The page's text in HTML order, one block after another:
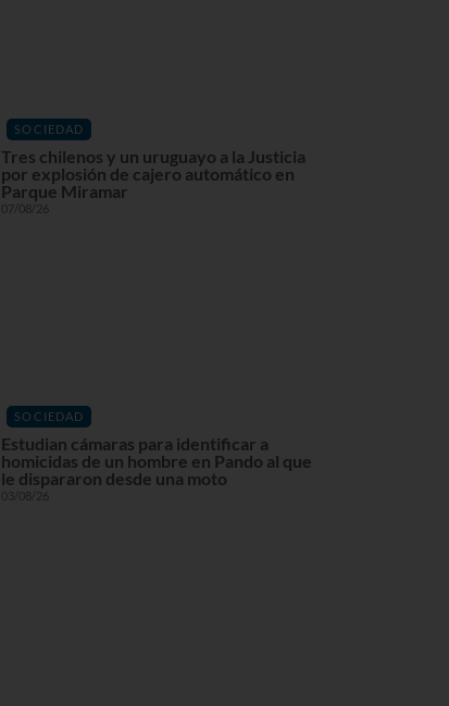
SOCIEDAD
Tres chilenos y un uruguayo a la Justicia
por explosión de cajero automático en
Parque Miramar
07/08/26
SOCIEDAD
Estudian cámaras para identificar a
homicidas de un hombre en Pando al que
le dispararon desde una moto
03/08/26